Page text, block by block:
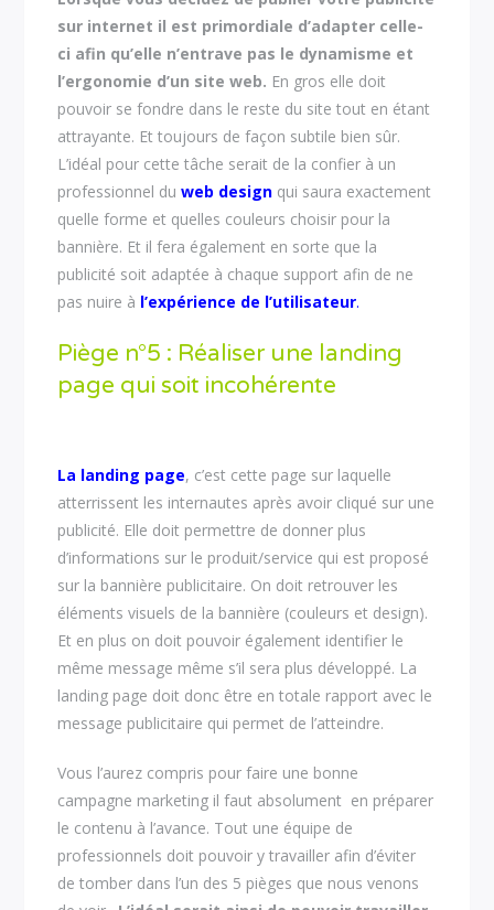
sur internet il est primordiale d’adapter celle-
ci afin qu’elle n’entrave pas le dynamisme et
l’ergonomie d’un site web. En gros elle doit
pouvoir se fondre dans le reste du site tout en étant
attrayante. Et toujours de façon subtile bien sûr.
L’idéal pour cette tâche serait de la confier à un
professionnel duweb design qui saura exactement
quelle forme et quelles couleurs choisir pour la
bannière. Et il fera également en sorte que la
publicité soit adaptée à chaque support afin de ne
pas nuire à l’expérience de l’utilisateur.
Piège n°5 : Réaliser une landing
page qui soit incohérente
La landing page, c’est cette page sur laquelle
atterrissent les internautes après avoir cliqué sur une
publicité. Elle doit permettre de donner plus
d’informations sur le produit/service qui est proposé
sur la bannière publicitaire. On doit retrouver les
éléments visuels de la bannière (couleurs et design).
Et en plus on doit pouvoir également identifier le
même message même s’il sera plus développé. La
landing page doit donc être en totale rapport avec le
message publicitaire qui permet de l’atteindre.
Vous l’aurez compris pour faire une bonne
campagne marketing il faut absolument en préparer
le contenu à l’avance. Tout une équipe de
professionnels doit pouvoir y travailler afin d’éviter
de tomber dans l’un des 5 pièges que nous venons